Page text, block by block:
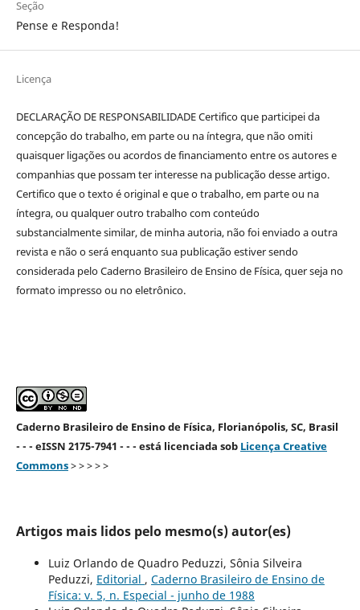
Seção
Pense e Responda!
Licença
DECLARAÇÃO DE RESPONSABILIDADE Certifico que participei da
concepção do trabalho, em parte ou na íntegra, que não omiti
quaisquer ligações ou acordos de financiamento entre os autores e
companhias que possam ter interesse na publicação desse artigo.
Certifico que o texto é original e que o trabalho, em parte ou na
íntegra, ou qualquer outro trabalho com conteúdo
substancialmente similar, de minha autoria, não foi enviado a outra
revista e não o será enquanto sua publicação estiver sendo
considerada pelo Caderno Brasileiro de Ensino de Física, quer seja no
formato impresso ou no eletrônico.
Caderno Brasileiro de Ensino de Física, Florianópolis, SC, Brasil
- - - eISSN 2175-7941 - - - está licenciada sob Licença Creative
Commons> > > > >
Artigos mais lidos pelo mesmo(s) autor(es)
Luiz Orlando de Quadro Peduzzi, Sônia Silveira
Peduzzi, Editorial , Caderno Brasileiro de Ensino de
Física: v. 5, n. Especial - junho de 1988